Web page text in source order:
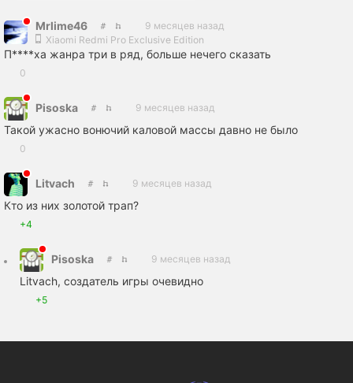
Mrlime46
9 месяцев назад
Xiaomi Redmi Pro Exclusive Edition
П****ха жанра три в ряд, больше нечего сказать
0
Pisoska 9 месяцев назад
Такой ужасно вонючий каловой массы давно не было
0
Litvach 9 месяцев назад
Кто из них золотой трап?
+4
Pisoska 9 месяцев назад
Litvach, создатель игры очевидно
+5